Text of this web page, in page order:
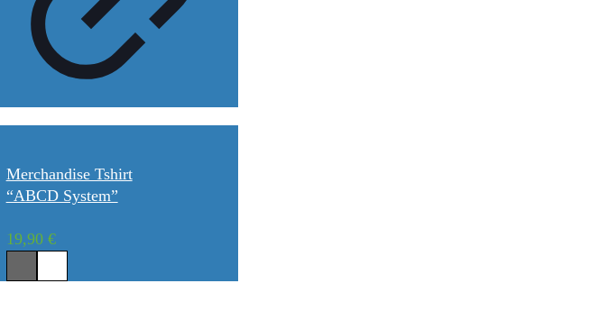
Merchandise Tshirt
“ABCD System”
19,90 €